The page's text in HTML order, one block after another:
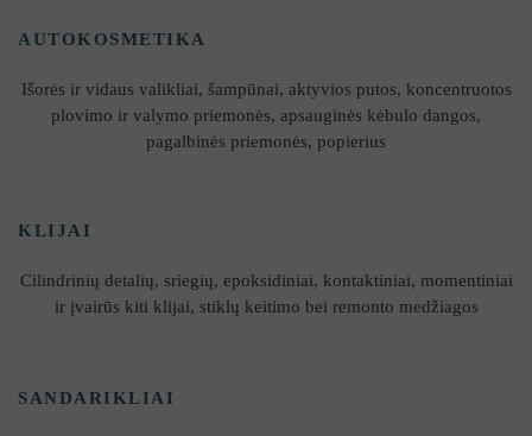
AUTOKOSMETIKA
Išorės ir vidaus valikliai, šampūnai, aktyvios putos, koncentruotos
plovimo ir valymo priemonės, apsauginės kėbulo dangos,
pagalbinės priemonės, popierius
KLIJAI
Cilindrinių detalių, sriegių, epoksidiniai, kontaktiniai, momentiniai
ir įvairūs kiti klijai, stiklų keitimo bei remonto medžiagos
SANDARIKLIAI